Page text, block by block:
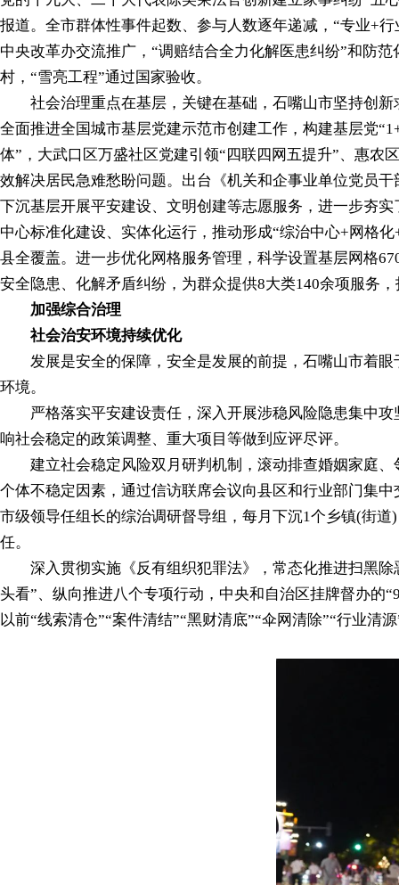
报道。全市群体性事件起数、参与人数逐年递减，“专业+
中央改革办交流推广，“调赔结合全力化解医患纠纷”和防
村，“雪亮工程”通过国家验收。
社会治理重点在基层，关键在基础，石嘴山市坚持创新
全面推进全国城市基层党建示范市创建工作，构建基层党
体”，大武口区万盛社区党建引领“四联四网五提升”、惠农
效解决居民急难愁盼问题。出台《机关和企事业单位党员
下沉基层开展平安建设、文明创建等志愿服务，进一步夯
中心标准化建设、实体化运行，推动形成“综治中心+网格
县全覆盖。进一步优化网格服务管理，科学设置基层网格
安全隐患、化解矛盾纠纷，为群众提供8大类140余项服务
加强综合治理
社会治安环境持续优化
发展是安全的保障，安全是发展的前提，石嘴山市着眼
环境。
严格落实平安建设责任，深入开展涉稳风险隐患集中攻
响社会稳定的政策调整、重大项目等做到应评尽评。
建立社会稳定风险双月研判机制，滚动排查婚姻家庭、
个体不稳定因素，通过信访联席会议向县区和行业部门集
市级领导任组长的综治调研督导组，每月下沉1个乡镇(街
任。
深入贯彻实施《反有组织犯罪法》，常态化推进扫黑除
头看”、纵向推进八个专项行动，中央和自治区挂牌督办的
以前“线索清仓”“案件清结”“黑财清底”“伞网清除”“行业清